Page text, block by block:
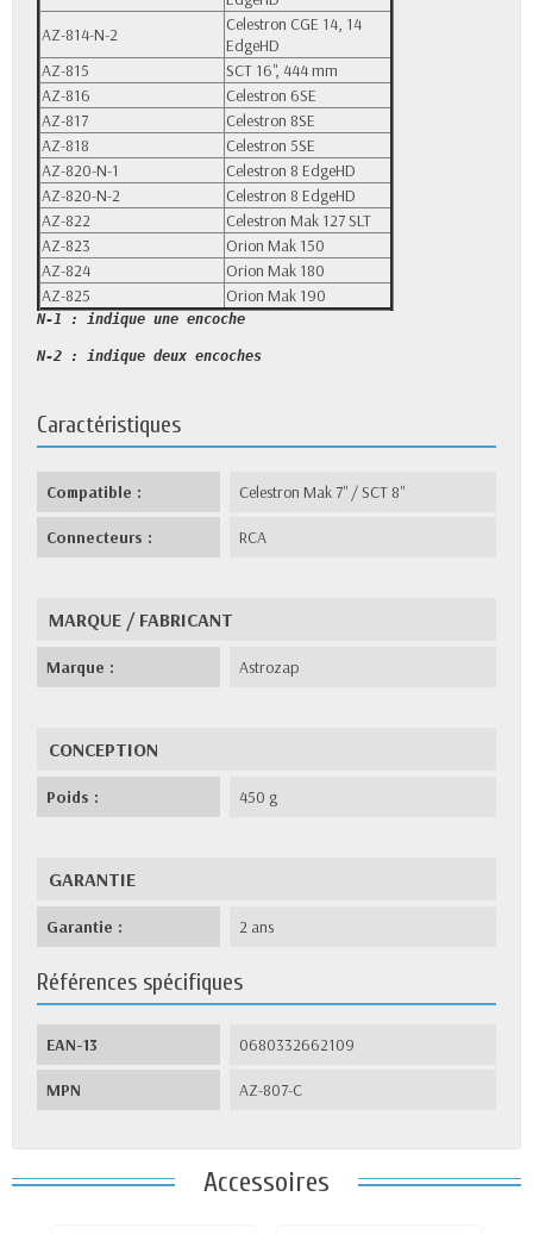
AZ-814-N-2
Celestron CGE 14, 14
EdgeHD
AZ-815
SCT 16'', 444 mm
AZ-816
Celestron 6SE
AZ-817
Celestron 8SE
AZ-818
Celestron 5SE
AZ-820-N-1
Celestron 8 EdgeHD
AZ-820-N-2
Celestron 8 EdgeHD
AZ-822
Celestron Mak 127 SLT
AZ-823
Orion Mak 150
AZ-824
Orion Mak 180
AZ-825
Orion Mak 190
N-1 : indique une encoche
N-2 : indique deux encoches
Caractéristiques
Compatible : Celestron Mak 7'' / SCT 8''
Connecteurs : RCA
MARQUE / FABRICANT
Marque : Astrozap
CONCEPTION
Poids : 450 g
GARANTIE
Garantie : 2 ans
Références spécifiques
EAN-13 0680332662109
MPN AZ-807-C
Accessoires